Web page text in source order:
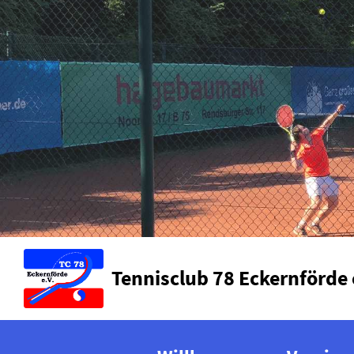
Tennisclub 78 Eckernförde